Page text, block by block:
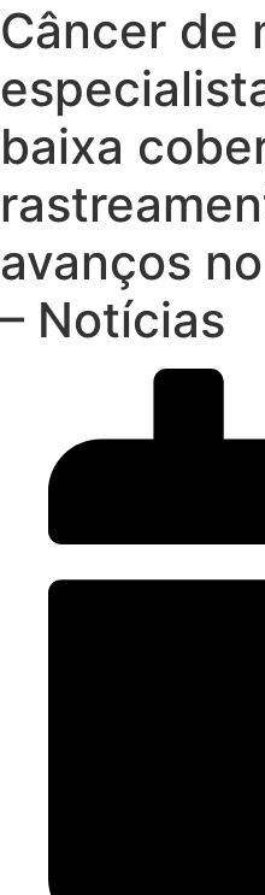
Câncer de
baixa
avanços
– Notícias